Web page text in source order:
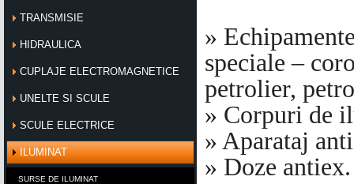
TRANSMISIE
HIDRAULICA
CUPLAJE ELECTROMAGNETICE
UNELTE SI SCULE
SCULE ELECTRICE
ILUMINAT
SURSE DE ILUMINAT
»
speciale –
petrolier,
» Corpuri de
» Aparataj
» Doze antiex.